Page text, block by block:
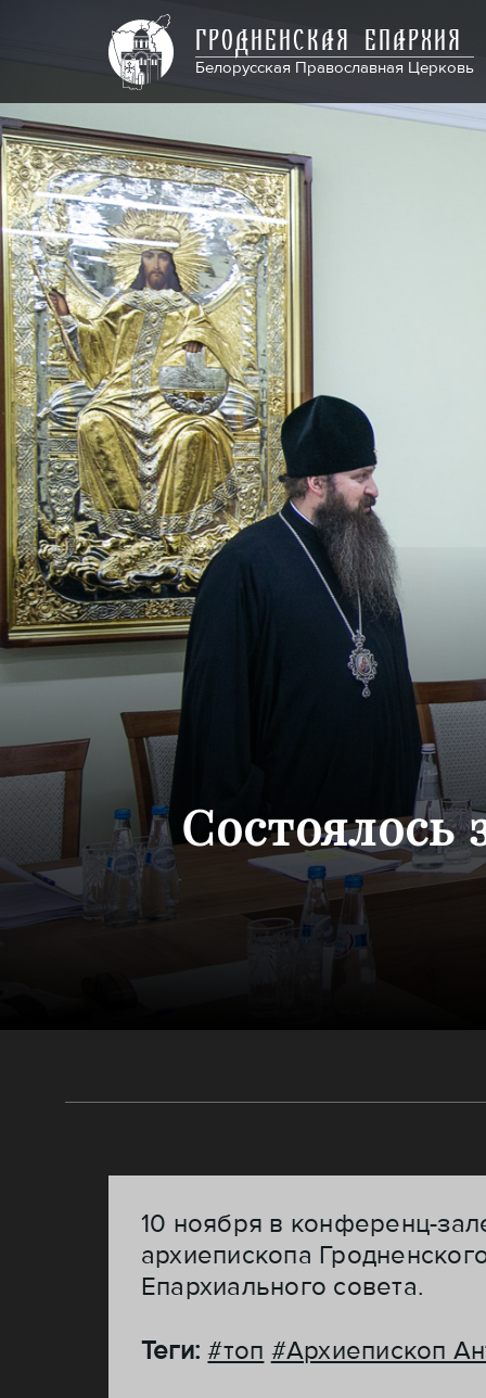
ГРОДНЕНСКАЯ ЕПАРХИЯ
Белорусская Православная Церковь
Состоялось
10 ноября в конференц-
архиепископа
Епархиального совета.
Теги:#топ #Архиепископ